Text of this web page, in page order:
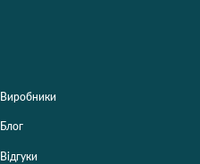
Виробники
Блог
Відгуки